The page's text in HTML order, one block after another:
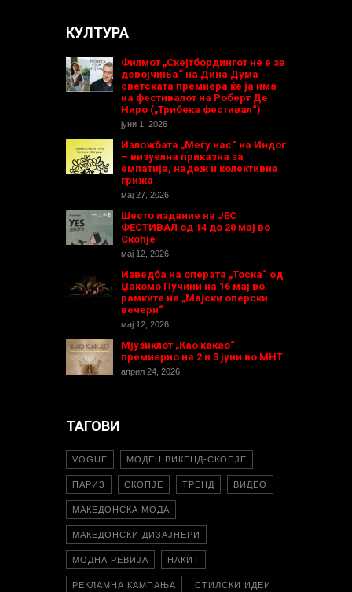
КУЛТУРА
Филмот „Скејтбордингот не е за
девојчиња“ на Дина Дума
светската премиера ќе ја има
на фестивалот на Роберт Де
Ниро („Трибека фестивал“)
јуни 1, 2026
Изложбата „Меѓу нас“ на Индог
– визуелна приказна за
емпатија, надеж и колективна
грижа
мај 27, 2026
Шесто издание на ЈЕС
ФЕСТИВАЛ од 14 до 20 мај во
Скопје
мај 12, 2026
Изведба на операта „Тоска“ од
Џакомо Пучини на 16 мај во
рамките на „Мајски оперски
вечери“
мај 12, 2026
Мјузиклот „Као какао“
премиерно на 2 и 3 јуни во МНТ
април 24, 2026
ТАГОВИ
VOGUE МОДЕН ВИКЕНД-СКОПЈЕ
ПАРИЗ СКОПЈЕ ТРЕНД ВИДЕО
МАКЕДОНСКА МОДА
МАКЕДОНСКИ ДИЗАЈНЕРИ
МОДНА РЕВИЈА НАКИТ
РЕКЛАМНА КАМПАЊА СТИЛСКИ ИДЕИ